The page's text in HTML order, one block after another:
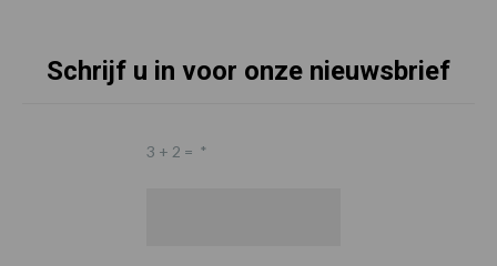
Schrijf u in voor onze nieuwsbrief
3 + 2 = *